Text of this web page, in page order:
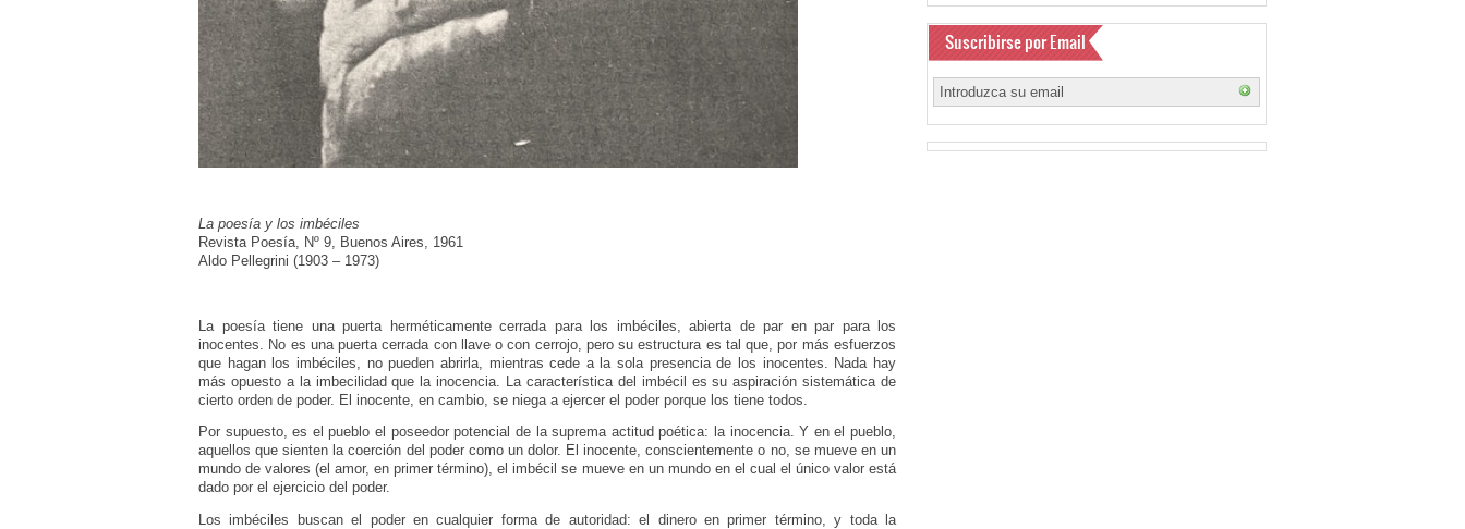
La poesía y los imbéciles
Revista Poesía, Nº 9, Buenos Aires, 1961
Aldo Pellegrini (1903 – 1973)
La poesía tiene una puerta herméticamente cerrada para los imbéciles, abierta de par en par para los
inocentes. No es una puerta cerrada con llave o con cerrojo, pero su estructura es tal que, por más esfuerzos
que hagan los imbéciles, no pueden abrirla, mientras cede a la sola presencia de los inocentes. Nada hay
más opuesto a la imbecilidad que la inocencia. La característica del imbécil es su aspiración sistemática de
cierto orden de poder. El inocente, en cambio, se niega a ejercer el poder porque los tiene todos.
Por supuesto, es el pueblo el poseedor potencial de la suprema actitud poética: la inocencia. Y en el pueblo,
aquellos que sienten la coerción del poder como un dolor. El inocente, conscientemente o no, se mueve en un
mundo de valores (el amor, en primer término), el imbécil se mueve en un mundo en el cual el único valor está
dado por el ejercicio del poder.
Los imbéciles buscan el poder en cualquier forma de autoridad: el dinero en primer término, y toda la
Suscribirse por Email